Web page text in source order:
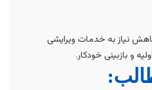
نیاز به خدمات ویرایشی
و بازبینی خودکار.